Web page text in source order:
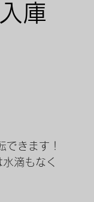
庫
きます！
滴もなく